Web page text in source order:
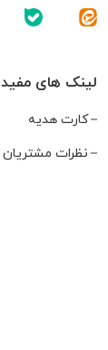
لینک های مفید
کارت هدیه
نظرات مشتریان